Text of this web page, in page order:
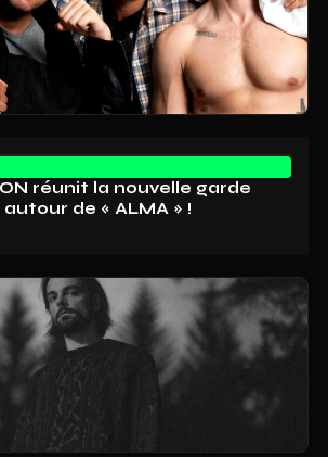
réunit la nouvelle garde
de « ALMA » !